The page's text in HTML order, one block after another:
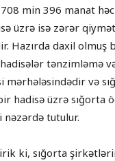
min 396 manat
üzrə isə zərər
Hazırda daxil olmuş
tənzimləmə
və
hadisə üzrə sığorta
tutulur.
ki, sığorta